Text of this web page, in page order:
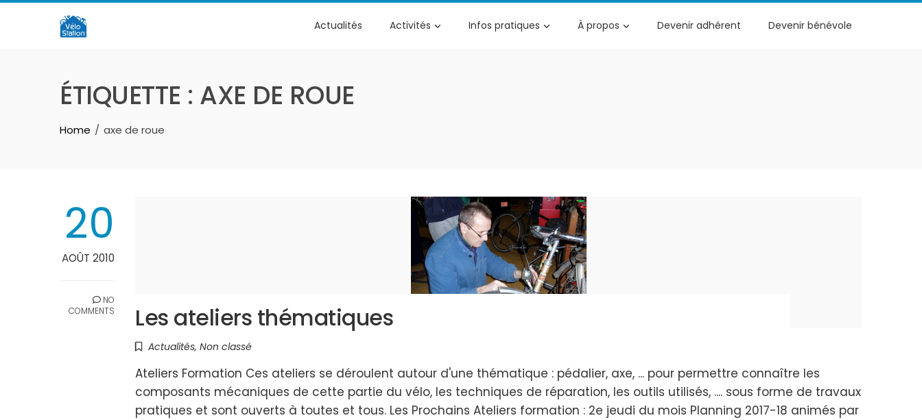
Skip
Actualités Activités Infos pratiques À propos Devenir adhérent Devenir bénévole
ÉTIQUETTE : AXE DE ROUE
Home axe de roue
20
AOÛT 2010
NO
COMMENTS
Les ateliers thématiques
Actualités, Non classé
Ateliers Formation Ces ateliers se déroulent autour d'une thématique : pédalier, axe, ... pour permettre connaître les
composants mécaniques de cette partie du vélo, les techniques de réparation, les outils utilisés, .... sous forme de travaux
pratiques et sont ouverts à toutes et tous. Les Prochains Ateliers formation : 2e jeudi du mois Planning 2017-18 animés par